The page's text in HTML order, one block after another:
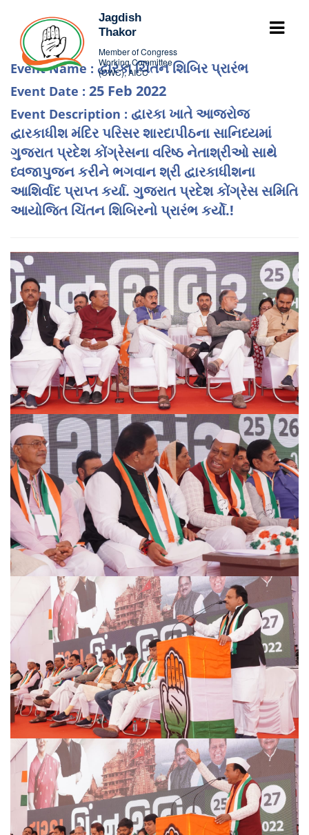
Jagdish
Thakor
Member of Congress
Working Committee
(CWC), AICC
Event Name : દ્વારકા ચિંતન શિબિર પ્રારંભ
Event Date : 25 Feb 2022
Event Description : દ્વારકા ખાતે આજરોજ
દ્વારકાધીશ મંદિર પરિસર શારદાપીઠના સાનિધ્યમાં
ગુજરાત પ્રદેશ કોંગ્રેસના વરિષ્ઠ નેતાશ્રીઓ સાથે
ધ્વજાપુજન કરીને ભગવાન શ્રી દ્વારકાધીશના
આશિર્વાદ પ્રાપ્ત કર્યા. ગુજરાત પ્રદેશ કોંગ્રેસ સમિતિ
આયોજિત ચિંતન શિબિરનો પ્રારંભ કર્યો.!